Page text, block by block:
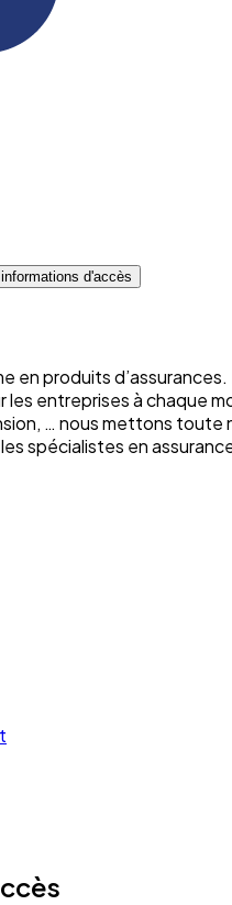
d'accès
en produits
les entreprises à chaque
… nous mettons toute
spécialistes en